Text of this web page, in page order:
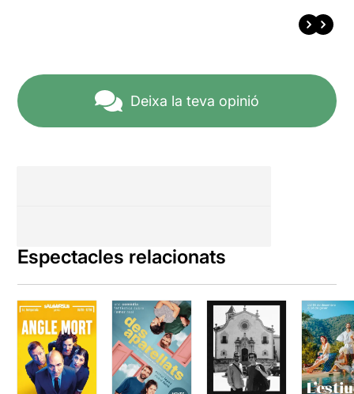
Deixa la teva opinió
Espectacles relacionats